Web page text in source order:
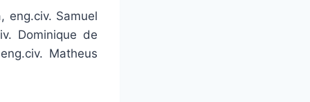
eng.civ. Samuel
Dominique de
Matheus